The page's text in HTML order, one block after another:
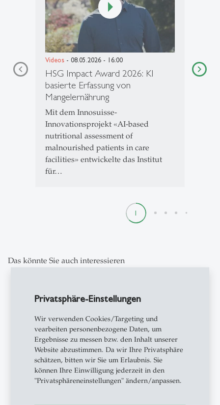
Privatsphäre-Einstellungen
Wir verwenden Cookies/Targeting und
vearbeiten personenbezogene Daten, um
Ergebnisse zu messen bzw. den Inhalt unserer
Website abzustimmen. Da wir Ihre Privatsphäre
schätzen, bitten wir Sie um Erlaubnis. Sie
können Ihre Einwilligung jederzeit in den
"Privatsphäreneinstellungen" ändern/anpassen.
Videos - 08.05.2026 - 16:00
HSG Impact Award 2026: KI
basierte Erfassung von
Mangelernährung
Mit dem Innosuisse-
Innovationsprojekt «AI-based
nutritional assessment of
malnourished patients in care
facilities» entwickelte das Institut
für…
1 2 3 4 5
Das könnte Sie auch interessieren